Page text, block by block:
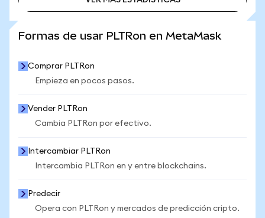
Formas de usar PLTRon en MetaMask
Comprar PLTRon
Empieza en pocos pasos.
Vender PLTRon
Cambia PLTRon por efectivo.
Intercambiar PLTRon
Intercambia PLTRon en y entre blockchains.
Predecir
Opera con PLTRon y mercados de predicción cripto.